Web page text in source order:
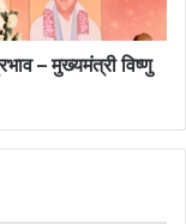
– मुख्यमंत्री विष्णु